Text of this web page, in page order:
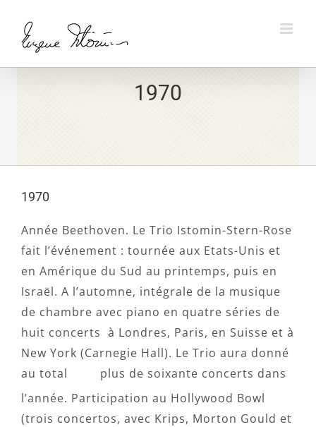
content
1970
1970
Année Beethoven. Le Trio Istomin-Stern-Rose
fait l’événement : tournée aux Etats-Unis et
en Amérique du Sud au printemps, puis en
Israël. A l’automne, intégrale de la musique
de chambre avec piano en quatre séries de
huit concerts à Londres, Paris, en Suisse et à
New York (Carnegie Hall). Le Trio aura donné
au total
plus de soixante concerts dans
l’année. Participation au Hollywood Bowl
(trois concertos, avec Krips, Morton Gould et